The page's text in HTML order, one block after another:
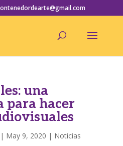
una
para hacer
| May 9, 2020 | Noticias